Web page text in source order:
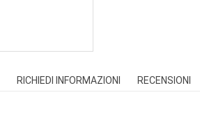
RICHIEDI INFORMAZIONI RECENSIONI